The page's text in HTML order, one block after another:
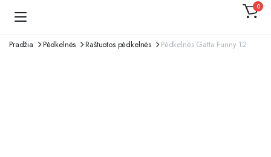
0
Pradžia Pėdkelnės Raštuotos pėdkelnės Pėdkelnės Gatta Funny 12